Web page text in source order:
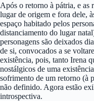
Após o retorno à pátria, e as
lugar de origem e fora dele,
espaço habitado pelos
distanciamento do lugar
personagens são deixados
de si, convocados a se
existência, pois, tanto Irena
nostálgicos de uma
sofrimento de um retorno (à
não definido. Agora estão
introspectiva.